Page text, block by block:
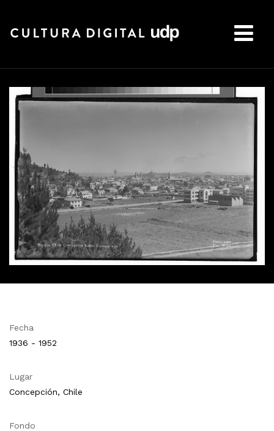
Fecha
1936 - 1952
Lugar
Concepción, Chile
Fondo